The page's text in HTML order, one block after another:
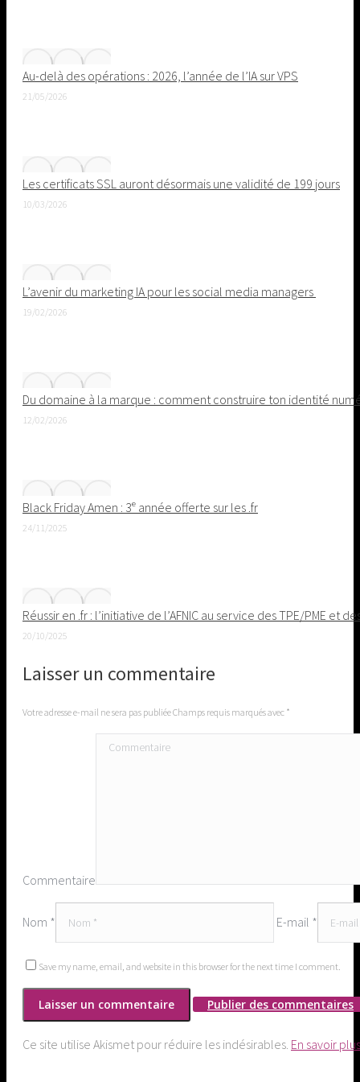
Au-delà des opérations : 2026, l’année de l’IA sur VPS
21/05/2026
Les certificats SSL auront désormais une validité de 199 jours
10/03/2026
L’avenir du marketing IA pour les social media managers
19/02/2026
Du domaine à la marque : comment construire ton identité
12/02/2026
Black Friday Amen : 3ᵉ année offerte sur les .fr
24/11/2025
Réussir en .fr : l’initiative de l’AFNIC au service des TPE/PME et
20/10/2025
Laisser un commentaire
Votre adresse e-mail ne sera pas publiée Champs requis marqués avec *
Commentaire
Nom * E-mail *
Save my name, email, and website in this browser for the next time I comment.
Publier des commentaires
Ce site utilise Akismet pour réduire les indésirables. En savoir